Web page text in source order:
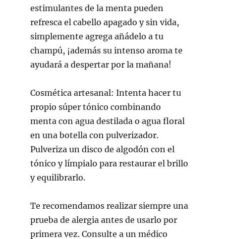
estimulantes de la menta pueden
refresca el cabello apagado y sin vida,
simplemente agrega añádelo a tu
champú, ¡además su intenso aroma te
ayudará a despertar por la mañana!
Cosmética artesanal: Intenta hacer tu
propio súper tónico combinando
menta con agua destilada o agua floral
en una botella con pulverizador.
Pulveriza un disco de algodón con el
tónico y límpialo para restaurar el brillo
y equilibrarlo.
Te recomendamos realizar siempre una
prueba de alergia antes de usarlo por
primera vez. Consulte a un médico